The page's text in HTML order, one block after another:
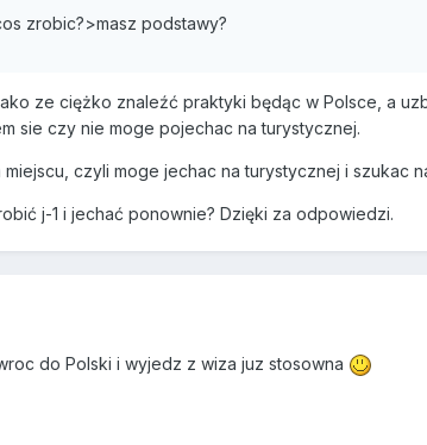
zrobic?>masz podstawy?
ze ciężko znaleźć praktyki będąc w Polsce, a
sie czy nie moge pojechac na turystycznej.
czyli moge jechac na turystycznej i szukac
j-1 i jechać ponownie? Dzięki za odpowiedzi.
do Polski i wyjedz z wiza juz stosowna